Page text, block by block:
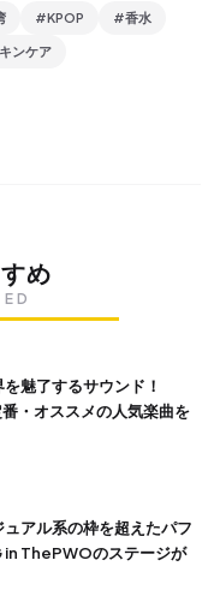
#KPOP #香水
ンケア
め
・オススメの人気楽曲を
in ThePWOのステージが